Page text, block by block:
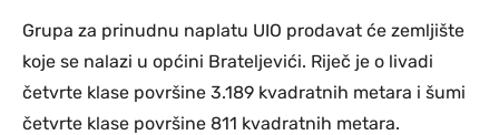
Grupa za prinudnu naplatu UIO prodavat će zemljište
koje se nalazi u općini Brateljevići. Riječ je o livadi
četvrte klase površine 3.189 kvadratnih metara i šumi
četvrte klase površine 811 kvadratnih metara.